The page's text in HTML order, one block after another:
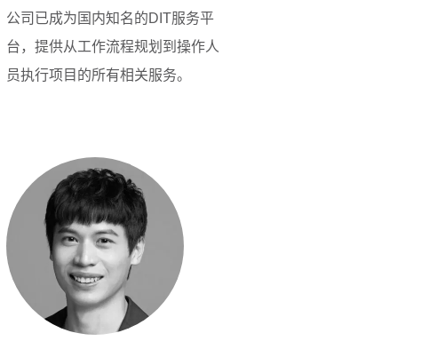
公司已成为国内知名的DIT服务平
台，提供从工作流程规划到操作人
员执行项目的所有相关服务。